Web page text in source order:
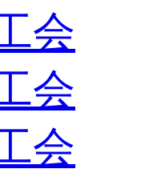
会
会
会